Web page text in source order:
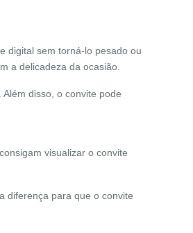
digital sem torná-lo pesado ou
a delicadeza da ocasião.
disso, o convite pode
visualizar o convite
diferença para que o convite